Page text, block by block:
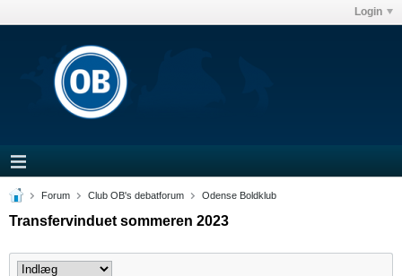
Login
Forum Club OB's debatforum Odense Boldklub
Transfervinduet sommeren 2023